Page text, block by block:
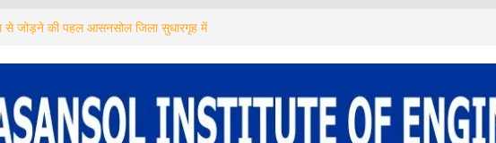
से जोड़ने की पहल आसनसोल जिला सुधारगृह में
कॉलेज, ESI अस्पताल बनेगा ESIC मेडिकल
गिरफ्तार ! अब बचे कितने
Asansol – MUMBAI को 3 दिन,
चलाने का भेजा प्रस्ताव